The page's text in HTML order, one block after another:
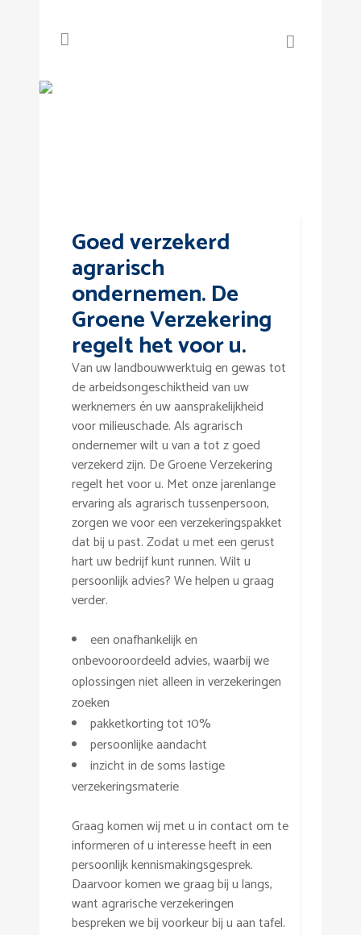
Goed verzekerd
agrarisch
ondernemen. De
Groene Verzekering
regelt het voor u.
Van uw landbouwwerktuig en gewas tot
de arbeidsongeschiktheid van uw
werknemers én uw aansprakelijkheid
voor milieuschade. Als agrarisch
ondernemer wilt u van a tot z goed
verzekerd zijn. De Groene Verzekering
regelt het voor u. Met onze jarenlange
ervaring als agrarisch tussenpersoon,
zorgen we voor een verzekeringspakket
dat bij u past. Zodat u met een gerust
hart uw bedrijf kunt runnen. Wilt u
persoonlijk advies? We helpen u graag
verder.
een onafhankelijk en
onbevooroordeeld advies, waarbij we
oplossingen niet alleen in verzekeringen
zoeken
pakketkorting tot 10%
persoonlijke aandacht
inzicht in de soms lastige
verzekeringsmaterie
Graag komen wij met u in contact om te
informeren of u interesse heeft in een
persoonlijk kennismakingsgesprek.
Daarvoor komen we graag bij u langs,
want agrarische verzekeringen
bespreken we bij voorkeur bij u aan tafel.